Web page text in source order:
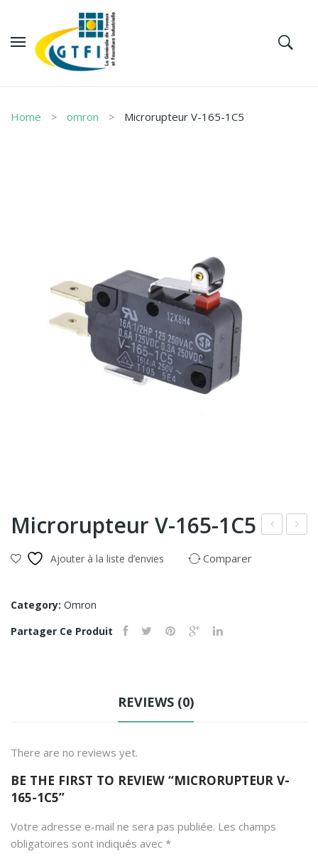
Home omron Microrupteur V-165-1C5
Microrupteur V-165-1C5
Ajouter à la liste d’envies Comparer
Category: Omron
Partager Ce Produit
REVIEWS (0)
There are no reviews yet.
BE THE FIRST TO REVIEW “MICRORUPTEUR V-
165-1C5”
Votre adresse e-mail ne sera pas publiée. Les champs
obligatoires sont indiqués avec *